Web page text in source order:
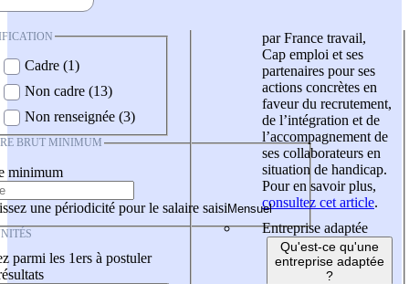
Cadre (1)
Non cadre (13)
Non renseignée (3)
BRUT MINIMUM
minimum
une périodicité pour le salaire saisi
parmi les 1ers à postuler
par France travail,
Cap emploi et ses
partenaires pour ses
actions concrètes en
faveur du recrutement,
de l’intégration et de
l’accompagnement de
ses collaborateurs en
situation de handicap.
Pour en savoir plus,
consultez cet article.
Entreprise adaptée
Qu'est-ce qu'une
entreprise adaptée
?